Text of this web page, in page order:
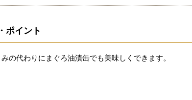
ポイント
の代わりにまぐろ油漬缶でも美味しくできます。